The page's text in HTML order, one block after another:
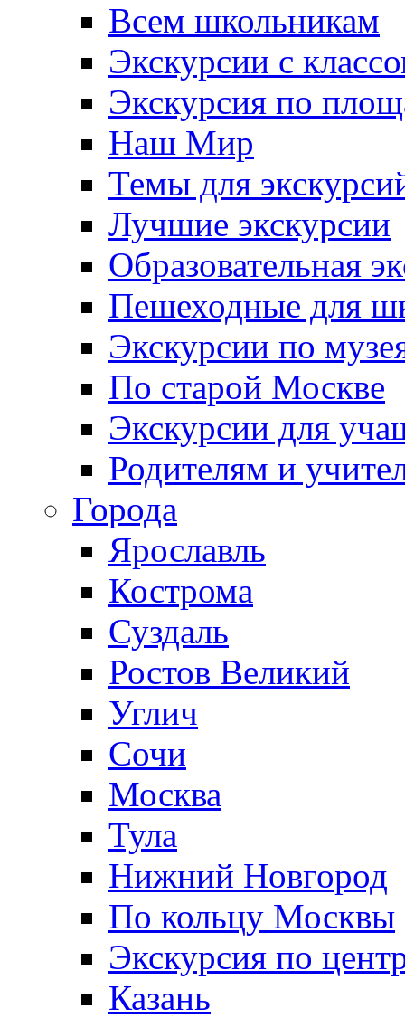
Всем школьникам
Экскурсии c
Экскурсия по
Наш Мир
Темы для
Лучшие экскурсии
Образовательная
Пешеходные для
Экскурсии по
По старой Москве
Экскурсии для
Родителям и
Города
Ярославль
Кострома
Суздаль
Ростов Великий
Углич
Сочи
Москва
Тула
Нижний Новгород
По кольцу Москвы
Экскурсия по
Казань